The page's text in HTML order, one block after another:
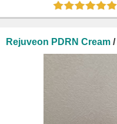
Rejuveon PDRN Cream /